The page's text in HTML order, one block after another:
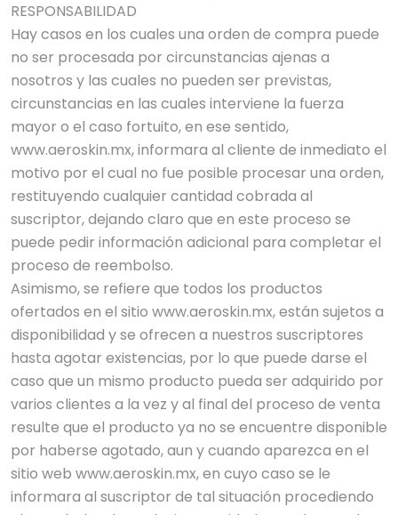
RESPONSABILIDAD
Hay casos en los cuales una orden de compra puede
no ser procesada por circunstancias ajenas a
nosotros y las cuales no pueden ser previstas,
circunstancias en las cuales interviene la fuerza
mayor o el caso fortuito, en ese sentido,
www.aeroskin.mx, informara al cliente de inmediato el
motivo por el cual no fue posible procesar una orden,
restituyendo cualquier cantidad cobrada al
suscriptor, dejando claro que en este proceso se
puede pedir información adicional para completar el
proceso de reembolso.
Asimismo, se refiere que todos los productos
ofertados en el sitio www.aeroskin.mx, están sujetos a
disponibilidad y se ofrecen a nuestros suscriptores
hasta agotar existencias, por lo que puede darse el
caso que un mismo producto pueda ser adquirido por
varios clientes a la vez y al final del proceso de venta
resulte que el producto ya no se encuentre disponible
por haberse agotado, aun y cuando aparezca en el
sitio web www.aeroskin.mx, en cuyo caso se le
informara al suscriptor de tal situación procediendo